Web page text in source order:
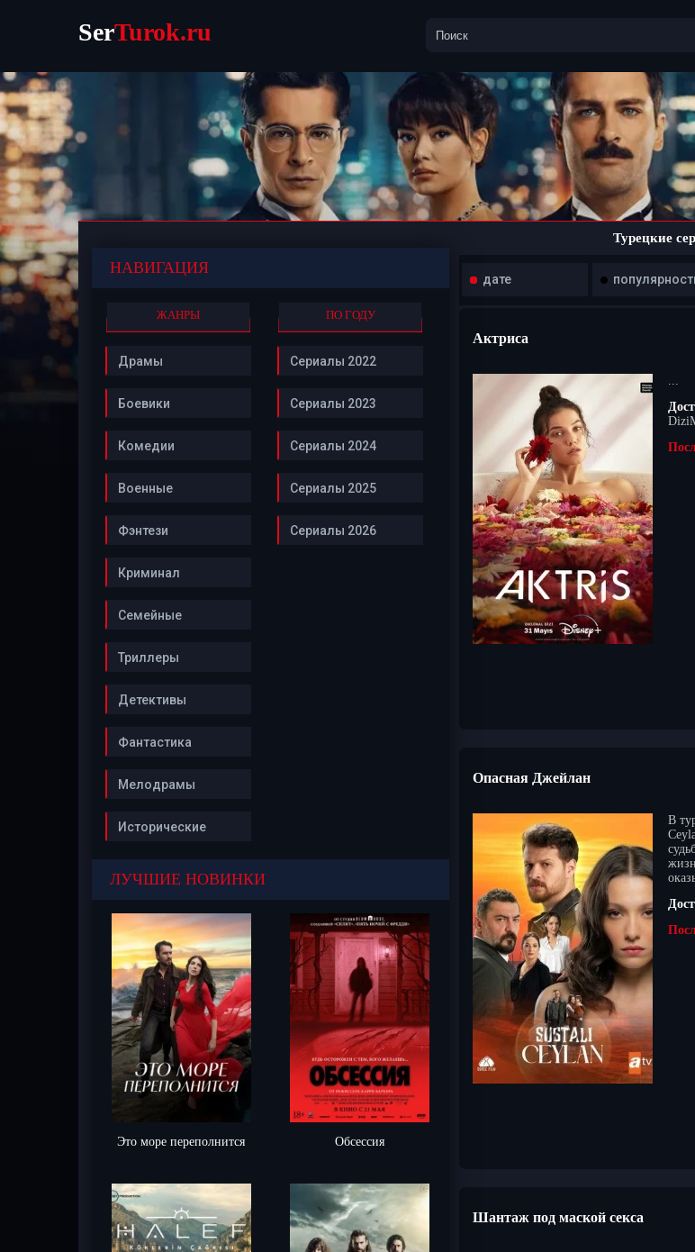
SerTurok.ru
НАВИГАЦИЯ
ЖАНРЫ
Драмы
Боевики
Комедии
Военные
Фэнтези
Криминал
Семейные
Триллеры
Детективы
Фантастика
Мелодрамы
Исторические
ПО ГОДУ
Сериалы 2022
Сериалы 2023
Сериалы 2024
Сериалы 2025
Сериалы 2026
ЛУЧШИЕ НОВИНКИ
Это море переполнится Обсессия
Турецкие
дате
Актриса
...
Опасная Джейлан
В
Шантаж под маской секса